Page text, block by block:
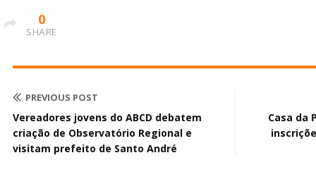
0
SHARE
PREVIOUS POST
Vereadores jovens do ABCD debatem
criação de Observatório Regional e
visitam prefeito de Santo André
Casa da